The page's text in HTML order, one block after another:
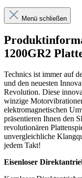
Menü schließen
1200GR2
Technics ist immer auf
und den neuesten
Revolution. Diese
winzige
elektromagnetischen
präsentieren Ihnen den
revolutionären
unvergleichliche
jedem Takt!
Eisenloser